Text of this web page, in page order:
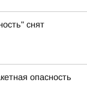
снят
опасность